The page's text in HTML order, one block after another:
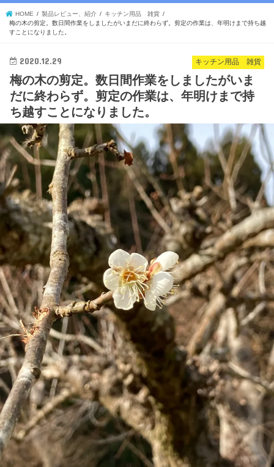
HOME 製品レビュー、紹介
キッチン用品 雑貨
梅の木の剪定。数日間作業をしましたがいまだに終わらず。剪定の作業は、年明けまで持ち越
すことになりました。
キッチン用品 雑貨
2020.12.29
梅の木の剪定。数日間作業をしましたがいま
だに終わらず。剪定の作業は、年明けまで持
ち越すことになりました。